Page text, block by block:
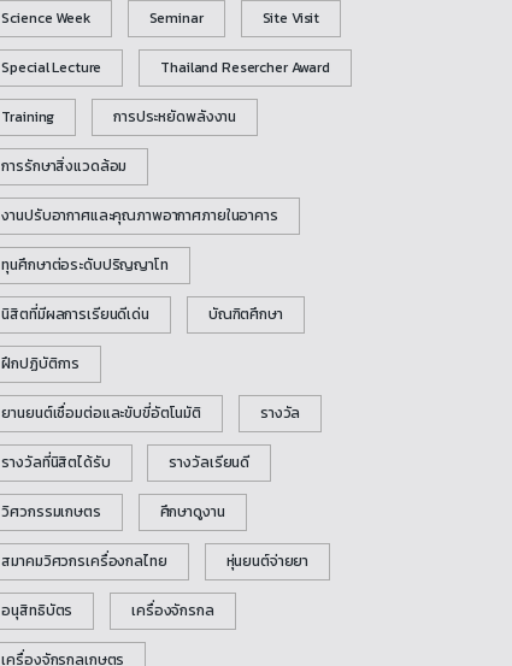
Science Week Seminar Site Visit
Special Lecture Thailand Resercher Award
Training การประหยัดพลังงาน
การรักษาสิ่งแวดล้อม
งานปรับอากาศและคุณภาพอากาศภายในอาคาร
ทุนศึกษาต่อระดับปริญญาโท
นิสิตที่มีผลการเรียนดีเด่น บัณฑิตศึกษา
ฝึกปฏิบัติการ
ยานยนต์เชื่อมต่อและขับขี่อัตโนมัติ รางวัล
รางวัลที่นิสิตได้รับ รางวัลเรียนดี
วิศวกรรมเกษตร ศึกษาดูงาน
สมาคมวิศวกรเครื่องกลไทย หุ่นยนต์จ่ายยา
อนุสิทธิบัตร เครื่องจักรกล
เครื่องจักรกลเกษตร